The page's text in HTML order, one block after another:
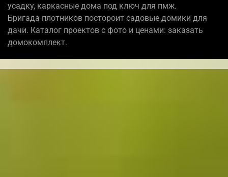
усадку, каркасные дома под ключ для пмж.
Бригада плотников постороит садовые домики для
дачи. Каталог проектов с фото и ценами: заказать
домокомплект.